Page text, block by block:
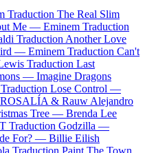
Traduction The Real Slim
Me — Eminem Traduction
Traduction Another Love
— Eminem Traduction Can't
Traduction Last
— Imagine Dragons
Traduction Lose Control —
ROSALÍA & Rauw Alejandro
Tree — Brenda Lee
Traduction Godzilla —
For? — Billie Eilish
Traduction Paint The Town